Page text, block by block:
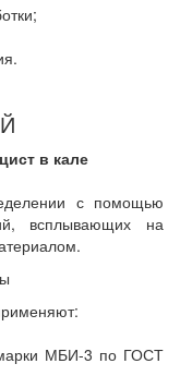
в кале
с помощью
всплывающих на
МБИ-3 по ГОСТ